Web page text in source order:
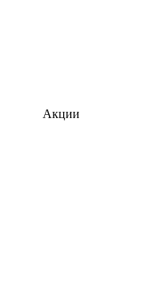
Акции